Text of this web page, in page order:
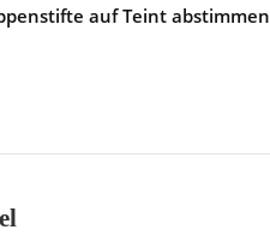
auf Teint abstimmen